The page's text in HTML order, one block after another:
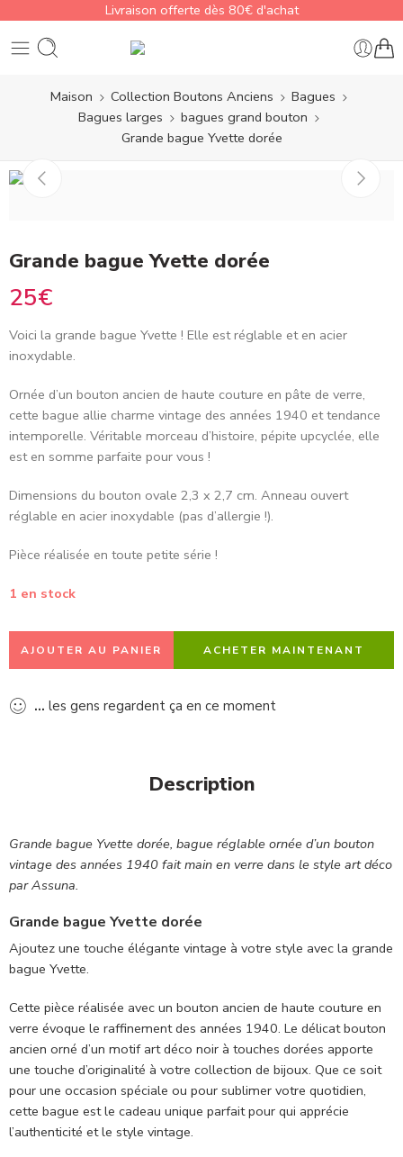
Livraison offerte dès 80€ d'achat
Maison Collection Boutons Anciens
Bagues
Bagues larges
bagues grand bouton
Grande bague Yvette dorée
Grande bague Yvette dorée
25€
Voici la grande bague Yvette ! Elle est réglable et en acier
inoxydable.
Ornée d’un bouton ancien de haute couture en pâte de verre,
cette bague allie charme vintage des années 1940 et tendance
intemporelle. Véritable morceau d’histoire, pépite upcyclée, elle
est en somme parfaite pour vous !
Dimensions du bouton ovale 2,3 x 2,7 cm. Anneau ouvert
réglable en acier inoxydable (pas d’allergie !).
Pièce réalisée en toute petite série !
1 en stock
AJOUTER AU PANIER ACHETER MAINTENANT
... les gens regardent ça en ce moment
Description
Grande bague Yvette dorée, bague réglable ornée d’un bouton
vintage des années 1940 fait main en verre dans le style art déco
par Assuna.
Grande bague Yvette dorée
Ajoutez une touche élégante vintage à votre style avec la grande
bague Yvette.
Cette pièce réalisée avec un bouton ancien de haute couture en
verre évoque le raffinement des années 1940. Le délicat bouton
ancien orné d’un motif art déco noir à touches dorées apporte
une touche d’originalité à votre collection de bijoux. Que ce soit
pour une occasion spéciale ou pour sublimer votre quotidien,
cette bague est le cadeau unique parfait pour qui apprécie
l’authenticité et le style vintage.